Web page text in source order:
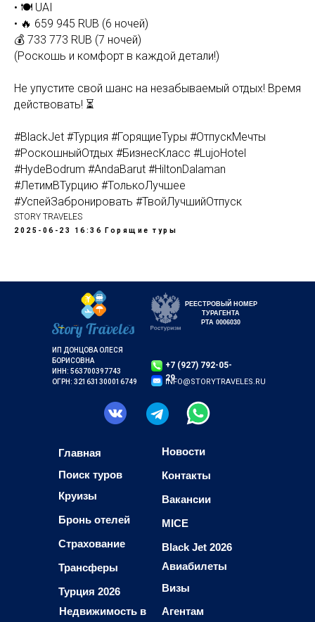
• 🍽 UAI
• 🔥 659 945 RUB (6 ночей)
💰 733 773 RUB (7 ночей)
(Роскошь и комфорт в каждой детали!)
Не упустите свой шанс на незабываемый отдых! Время
действовать! ⏳
#BlackJet #Турция #ГорящиеТуры #ОтпускМечты
#РоскошныйОтдых #БизнесКласс #LujoHotel
#HydeBodrum #AndaBarut #HiltonDalaman
#ЛетимВТурцию #ТолькоЛучшее
#УспейЗабронировать #ТвойЛучшийОтпуск
STORY TRAVELES
2025-06-23 16:36 Горящие туры
ИП ДОНЦОВА ОЛЕСЯ
БОРИСОВНА
ИНН: 563700397743
ОГРН: 321631300016749
+7 (927) 792-05-
29
INFO@STORYTRAVELES.RU
Новости
Контакты
Вакансии
Black Jet 2026
Авиабилеты
Недвижимость в
MICE
Главная
Поиск туров
Круизы
Бронь отелей
Страхование
Трансферы
Турция 2026
Визы
Агентам
РЕЕСТРОВЫЙ НОМЕР
ТУРАГЕНТА
РТА 0006030